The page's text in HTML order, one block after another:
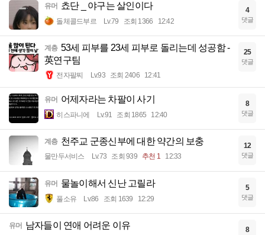
유머 쵸단 _ 야구는 살인이다
돌체콜드부르 Lv.79 조회 1366 12:42
4
댓글
계층 53세 피부를 23세 피부로 돌리는데 성공함 -
英연구팀
전자팔찌 Lv.93 조회 2406 12:41
25
댓글
유머 어제자라는 차팔이 사기
히스파니에 Lv.91 조회 1865 12:40
8
댓글
계층 천주교 군종신부에 대한 약간의 보충
물만두서비스 Lv.73 조회 939 추천 1 12:33
12
댓글
유머 물놀이해서 신난 고릴라
풀소유 Lv.86 조회 1639 12:29
5
댓글
유머 남자들이 연애 어려운 이유 8